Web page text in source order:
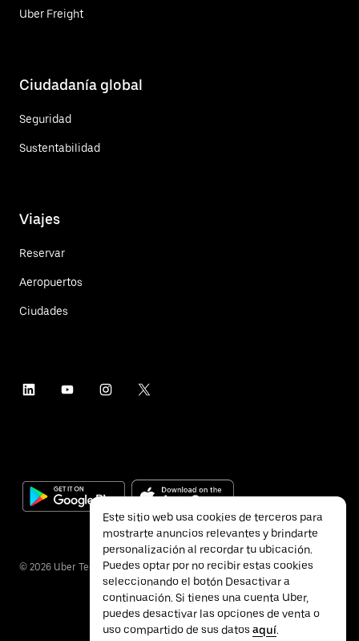
Uber Freight
Ciudadanía global
Seguridad
Sustentabilidad
Viajes
Reservar
Aeropuertos
Ciudades
© 2026 Uber Technologies Inc.
Este sitio web usa cookies de terceros para
mostrarte anuncios relevantes y brindarte
personalización al recordar tu ubicación.
Puedes optar por no recibir estas cookies
seleccionando el botón Desactivar a
continuación. Si tienes una cuenta Uber,
puedes desactivar las opciones de venta o
uso compartido de sus datos aquí.